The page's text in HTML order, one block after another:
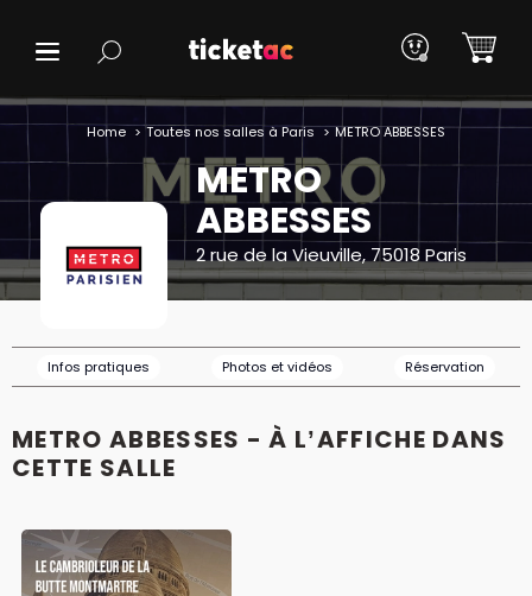
Home Toutes nos salles à Paris METRO ABBESSES
METRO
ABBESSES
2 rue de la Vieuville, 75018 Paris
Infos pratiques Photos et vidéos Réservation
METRO ABBESSES - À L’AFFICHE DANS
CETTE SALLE